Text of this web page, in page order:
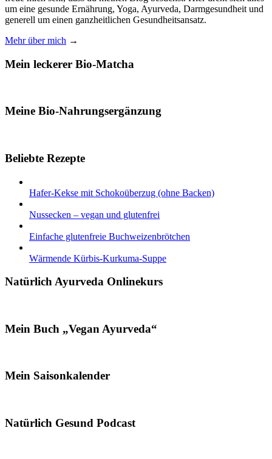
um eine gesunde Ernährung, Yoga, Ayurveda, Darmgesundheit und
generell um einen ganzheitlichen Gesundheitsansatz.
Mehr über mich →
Mein leckerer Bio-Matcha
Meine Bio-Nahrungsergänzung
Beliebte Rezepte
Hafer-Kekse mit Schokoüberzug (ohne Backen)
Nussecken – vegan und glutenfrei
Einfache glutenfreie Buchweizenbrötchen
Wärmende Kürbis-Kurkuma-Suppe
Natürlich Ayurveda Onlinekurs
Mein Buch „Vegan Ayurveda“
Mein Saisonkalender
Natürlich Gesund Podcast